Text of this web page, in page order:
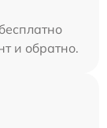
и обратно.